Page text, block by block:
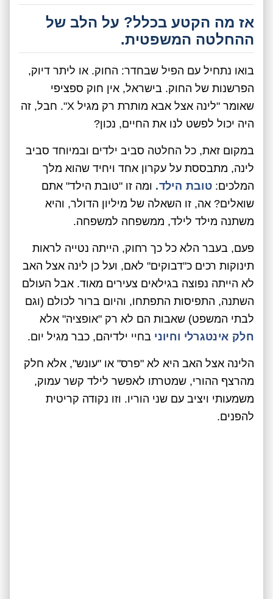
אז מה הקטע בכלל? על הלב של
ההחלטה המשפטית.
בואו נתחיל עם הפיל שבחדר: החוק. או ליתר דיוק,
הפרשנות של החוק. בישראל, אין חוק ספציפי
שאומר "לינה אצל אבא מותרת רק מגיל X". חבל, זה
היה יכול לפשט לנו את החיים, נכון?
במקום זאת, כל החלטה סביב ילדים ובמיוחד סביב
לינה, מתבססת על עקרון אחד ויחיד שהוא מלך
המלכים: טובת הילד. ומה זו "טובת הילד" אתם
שואלים? אה, זו השאלה של מיליון הדולר, והיא
משתנה מילד לילד, ממשפחה למשפחה.
פעם, בעבר הלא כל כך רחוק, הייתה נטייה לראות
תינוקות רכים כ"דבוקים" לאם, ועל כן לינה אצל האב
לא הייתה נפוצה בגילאים צעירים מאוד. אבל העולם
השתנה, התפיסות התפתחו, והיום ברור לכולם (וגם
לבתי המשפט) שאבות הם לא רק "אופציה" אלא
חלק אינטגרלי וחיוני בחיי ילדיהם, כבר מגיל יום.
הלינה אצל האב היא לא "פרס" או "עונש", אלא חלק
מהרצף ההורי, שמטרתו לאפשר לילד קשר עמוק,
משמעותי ויציב עם שני הוריו. וזו נקודה קריטית
להפנים.